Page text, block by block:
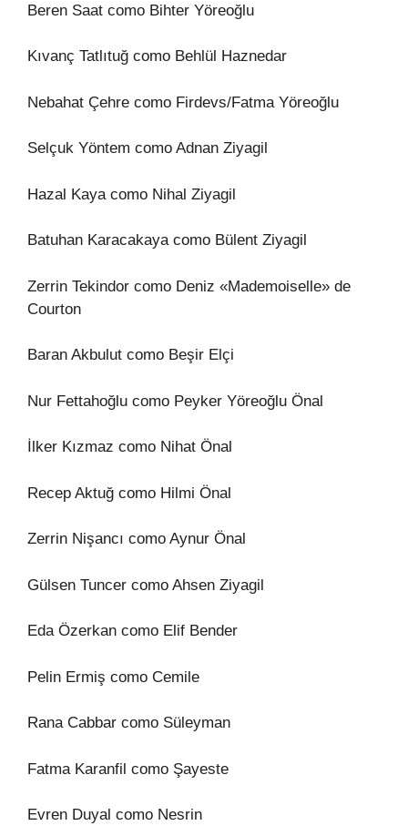
Beren Saat como Bihter Yöreoğlu
Kıvanç Tatlıtuğ como Behlül Haznedar
Nebahat Çehre como Firdevs/Fatma Yöreoğlu
Selçuk Yöntem como Adnan Ziyagil
Hazal Kaya como Nihal Ziyagil
Batuhan Karacakaya como Bülent Ziyagil
Zerrin Tekindor como Deniz «Mademoiselle» de
Courton
Baran Akbulut como Beşir Elçi
Nur Fettahoğlu como Peyker Yöreoğlu Önal
İlker Kızmaz como Nihat Önal
Recep Aktuğ como Hilmi Önal
Zerrin Nişancı como Aynur Önal
Gülsen Tuncer como Ahsen Ziyagil
Eda Özerkan como Elif Bender
Pelin Ermiş como Cemile
Rana Cabbar como Süleyman
Fatma Karanfil como Şayeste
Evren Duyal como Nesrin